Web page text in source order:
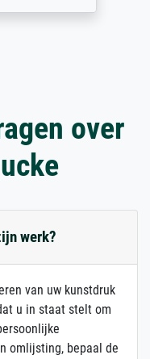
over
werk?
van uw kunstdruk
u in staat stelt om
omlijsting, bepaal de